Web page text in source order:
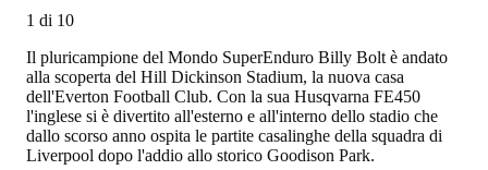
1 di 10
Il pluricampione del Mondo SuperEnduro Billy Bolt è andato
alla scoperta del Hill Dickinson Stadium, la nuova casa
dell'Everton Football Club. Con la sua Husqvarna FE450
l'inglese si è divertito all'esterno e all'interno dello stadio che
dallo scorso anno ospita le partite casalinghe della squadra di
Liverpool dopo l'addio allo storico Goodison Park.